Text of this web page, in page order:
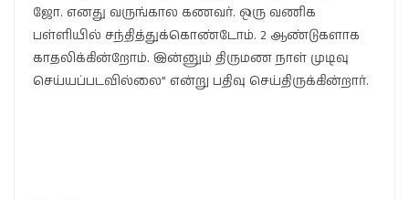
ஜோ. எனது வருங்கால கணவர். ஒரு வணிக
பள்ளியில் சந்தித்துக்கொண்டோம். 2 ஆண்டுகளாக
காதலிக்கின்றோம். இன்னும் திருமண நாள் முடிவு
செய்யப்படவில்லை” என்று பதிவு செய்திருக்கின்றார்.